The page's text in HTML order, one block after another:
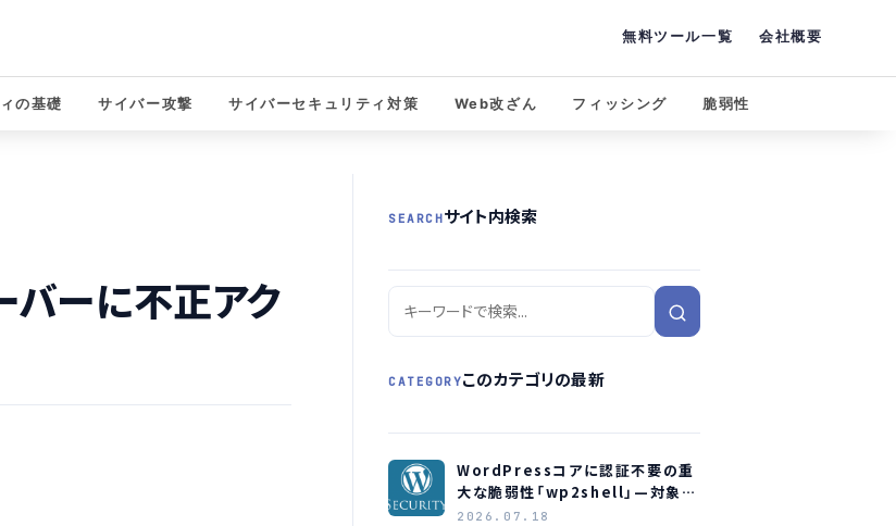
無料ツール一覧 会社概要
の基礎 サイバー攻撃 サイバーセキュリティ対策 Web改ざん フィッシング 脆弱性
バーに不正アク
SEARCHサイト内検索
CATEGORYこのカテゴリの最新
WordPressコアに認証不要の重
大な脆弱性「wp2shell」—対象バ
ージョンと緊急対応
2026.07.18